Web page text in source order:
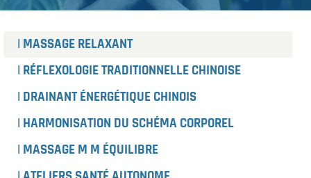
| MASSAGE RELAXANT
| RÉFLEXOLOGIE TRADITIONNELLE CHINOISE
| DRAINANT ÉNERGÉTIQUE CHINOIS
| HARMONISATION DU SCHÉMA CORPOREL
| MASSAGE M M ÉQUILIBRE